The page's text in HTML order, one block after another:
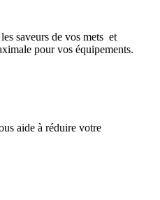
saveurs de vos mets et
pour vos équipements.
aide à réduire votre